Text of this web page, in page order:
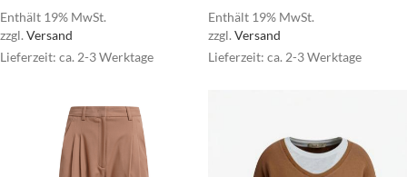
Enthält 19% MwSt.
zzgl. Versand
Lieferzeit: ca. 2-3 Werktage
Enthält 19% MwSt.
zzgl. Versand
Lieferzeit: ca. 2-3 Werktage